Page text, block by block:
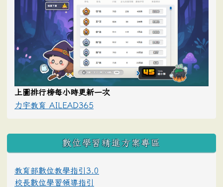
上圖排行榜每小時更新一次
力宇教育 AILEAD365
數位學習精進方案專區
教育部數位教學指引3.0
校長數位學習領導指引